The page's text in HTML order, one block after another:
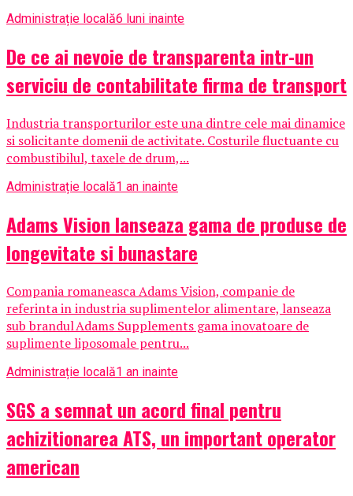
Administrație locală6 luni inainte
De ce ai nevoie de transparenta intr-un
serviciu de contabilitate firma de transport
Industria transporturilor este una dintre cele mai dinamice
si solicitante domenii de activitate. Costurile fluctuante cu
combustibilul, taxele de drum,...
Administrație locală1 an inainte
Adams Vision lanseaza gama de produse de
longevitate si bunastare
Compania romaneasca Adams Vision, companie de
referinta in industria suplimentelor alimentare, lanseaza
sub brandul Adams Supplements gama inovatoare de
suplimente liposomale pentru...
Administrație locală1 an inainte
SGS a semnat un acord final pentru
achizitionarea ATS, un important operator
american